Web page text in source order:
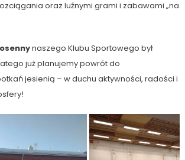
oraz luźnymi grami i zabawami „na
naszego Klubu Sportowego był
już planujemy powrót do
jesienią – w duchu aktywności, radości i